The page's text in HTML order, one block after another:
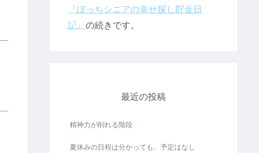
『ぼっちシニアの幸せ探し貯金日
記』 の続きです。
最近の投稿
精神力が削れる階段
夏休みの日程は分かっても、予定はなし